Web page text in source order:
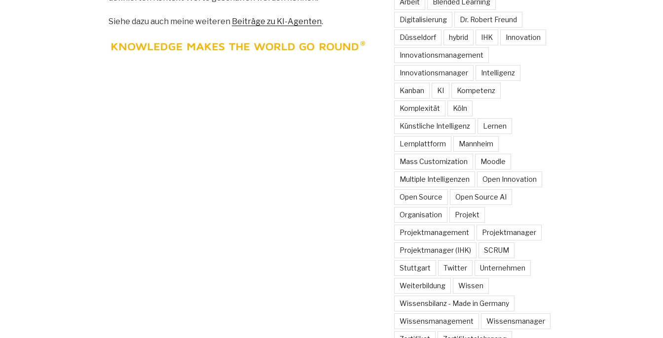
Siehe dazu auch meine weiteren Beiträge zu KI-Agenten. Digitalisierung Dr. Robert Freund
Düsseldorf hybrid IHK Innovation
Innovationsmanagement
Innovationsmanager Intelligenz
Kanban KI Kompetenz
Komplexität Köln
Künstliche Intelligenz Lernen
Lernplattform Mannheim
Mass Customization Moodle
Multiple Intelligenzen Open Innovation
Open Source Open Source AI
Organisation Projekt
Projektmanagement Projektmanager
Projektmanager (IHK) SCRUM
Stuttgart Twitter Unternehmen
Weiterbildung Wissen
Wissensbilanz - Made in Germany
Wissensmanagement Wissensmanager